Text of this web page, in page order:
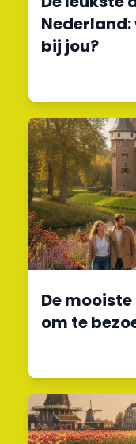
bij jou?
De
om te